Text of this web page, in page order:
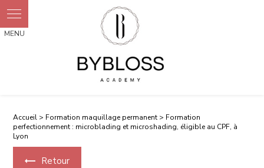
Accueil > Formation maquillage permanent > Formation
perfectionnement : microblading et microshading, éligible au CPF, à
Lyon
Retour